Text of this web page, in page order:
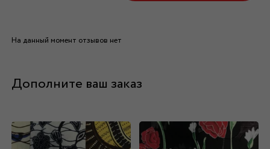
На данный момент отзывов нет
Дополните ваш заказ